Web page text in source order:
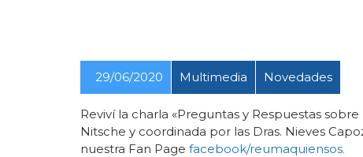
29/06/2020 Multimedia Novedades
Reviví la charla «Preguntas y Respuestas
Nitsche y coordinada por las Dras. Nieves
nuestra Fan Page facebook/reumaquiensos.